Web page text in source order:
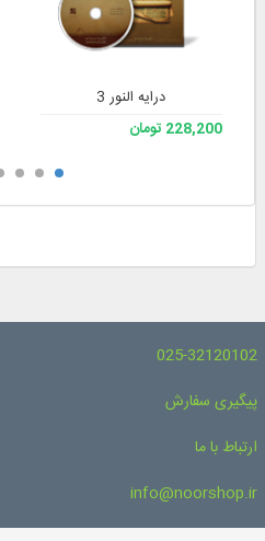
درایه النور 3
228,200 تومان
025-32120102
پیگیری سفارش
ارتباط با ما
info@noorshop.ir